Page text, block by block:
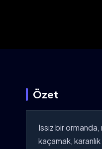
Özet
Issız bir
kaçamak,